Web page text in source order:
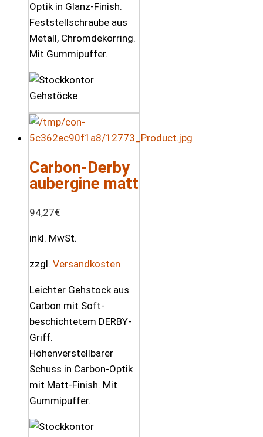
Optik in Glanz-Finish.
Feststellschraube aus
Metall, Chromdekorring.
Mit Gummipuffer.
Carbon-Derby
aubergine matt
94,27€
inkl. MwSt.
zzgl. Versandkosten
Leichter Gehstock aus
Carbon mit Soft-
beschichtetem DERBY-
Griff.
Höhenverstellbarer
Schuss in Carbon-Optik
mit Matt-Finish. Mit
Gummipuffer.